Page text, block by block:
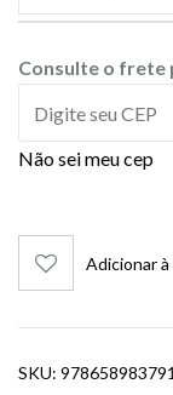
Consulte o frete
Não sei meu cep
Adicionar
SKU: